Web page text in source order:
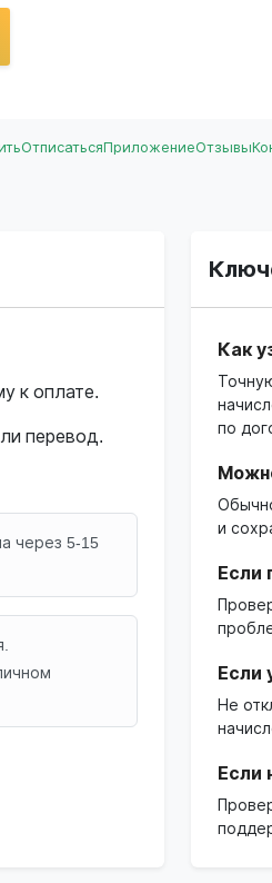
ОтписатьсяПриложениеОтзывы
к оплате.
перевод.
через 5-15
Как
по
и
Если
Если
Не
Если